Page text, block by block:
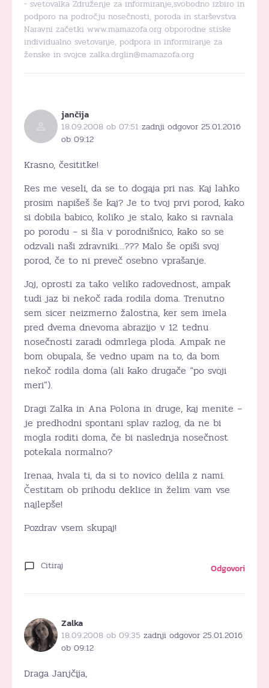
- svetovalka Združenje za informiranje,svobodno izbiro in
podporo na področju nosečnosti, poroda in starševstva
Naravni začetki www.mamazofa.org obporodne stiske
individualno svetovanje, podpora in informiranje za
ženske in svojce zalka.drglin@mamazofa.org
jančija
18.09.2008 ob 07:51 zadnji odgovor 25.01.2016
ob 09:12
Krasno, česititke!
Res me veseli, da se to dogaja pri nas. Kaj lahko
prosim napišeš še kaj? Je to tvoj prvi porod, kako
si dobila babico, koliko je stalo, kako si ravnala
po porodu – si šla v porodnišnico, kako so se
odzvali naši zdravniki…??? Malo še opiši svoj
porod, če to ni preveč osebno vprašanje.
Joj, oprosti za tako veliko radovednost, ampak
tudi jaz bi nekoč rada rodila doma. Trenutno
sem sicer neizmerno žalostna, ker sem imela
pred dvema dnevoma abrazijo v 12. tednu
nosečnosti zaradi odmrlega ploda. Ampak ne
bom obupala, še vedno upam na to, da bom
nekoč rodila doma (ali kako drugače “po svoji
meri”).
Dragi Zalka in Ana Polona in druge, kaj menite –
je predhodni spontani splav razlog, da ne bi
mogla roditi doma, če bi naslednja nosečnost
potekala normalno?
Irenaa, hvala ti, da si to novico delila z nami.
Čestitam ob prihodu deklice in želim vam vse
najlepše!
Pozdrav vsem skupaj!
Citiraj Odgovori
Zalka
18.09.2008 ob 09:35 zadnji odgovor 25.01.2016
ob 09:12
Draga Janjčija,